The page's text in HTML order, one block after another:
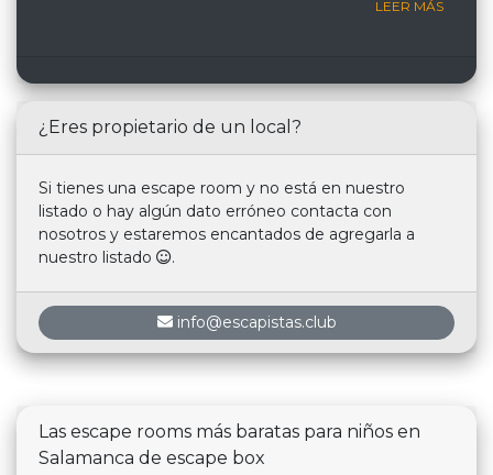
LEER MÁS
¿Eres propietario de un local?
Si tienes una escape room y no está en nuestro
listado o hay algún dato erróneo contacta con
nosotros y estaremos encantados de agregarla a
nuestro listado
.
info@escapistas.club
Las escape rooms más baratas para niños en
Salamanca de escape box